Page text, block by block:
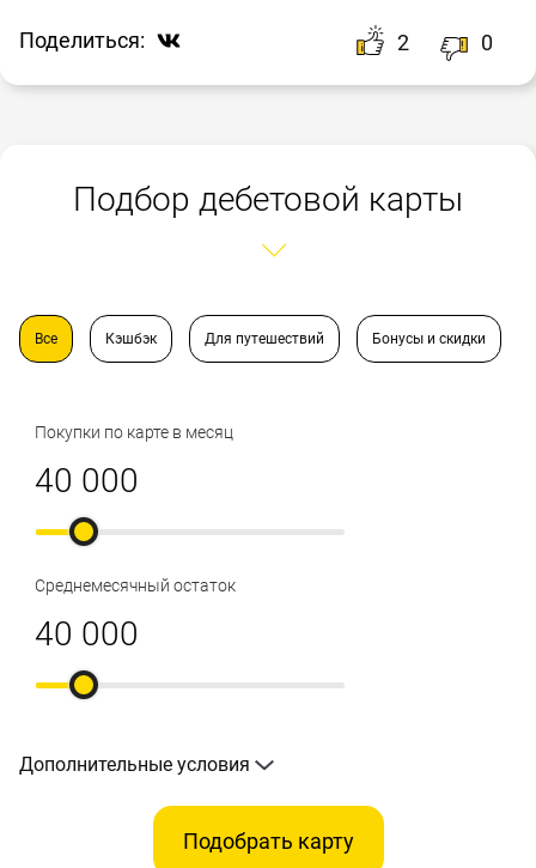
Поделиться: 2 0
Подбор дебетовой карты
Все Кэшбэк Для путешествий Бонусы и скидки
Покупки по карте в месяц
Среднемесячный остаток
Дополнительные условия
Подобрать карту